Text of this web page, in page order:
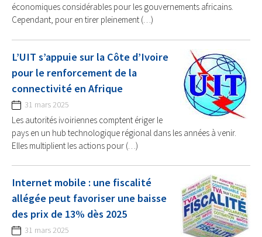
économiques considérables pour les gouvernements africains.
Cependant, pour en tirer pleinement (…)
L’UIT s’appuie sur la Côte d’Ivoire
pour le renforcement de la
connectivité en Afrique
31 mars 2025
Les autorités ivoiriennes comptent ériger le
pays en un hub technologique régional dans les années à venir.
Elles multiplient les actions pour (…)
Internet mobile : une fiscalité
allégée peut favoriser une baisse
des prix de 13% dès 2025
31 mars 2025